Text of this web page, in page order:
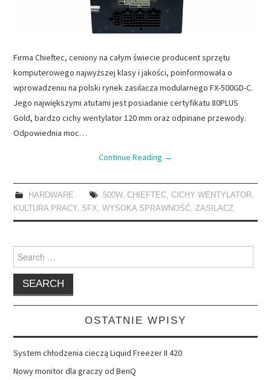
Firma Chieftec, ceniony na całym świecie producent sprzętu
komputerowego najwyższej klasy i jakości, poinformowała o
wprowadzeniu na polski rynek zasilacza modularnego FX-500GD-C.
Jego największymi atutami jest posiadanie certyfikatu 80PLUS
Gold, bardzo cichy wentylator 120 mm oraz odpinane przewody.
Odpowiednia moc…
Continue Reading →
HARDWARE 500W, CHIEFTEC, CICHY WENTYLATOR,
KULTURA PRACY, SFX,WYSOKA SPRAWNOŚĆ,ZASILACZ
Search
for:
OSTATNIE WPISY
System chłodzenia cieczą Liquid Freezer II 420
Nowy monitor dla graczy od BenQ